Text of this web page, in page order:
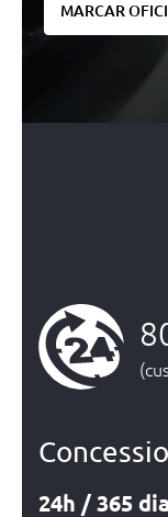
MARCAR
24h / 365